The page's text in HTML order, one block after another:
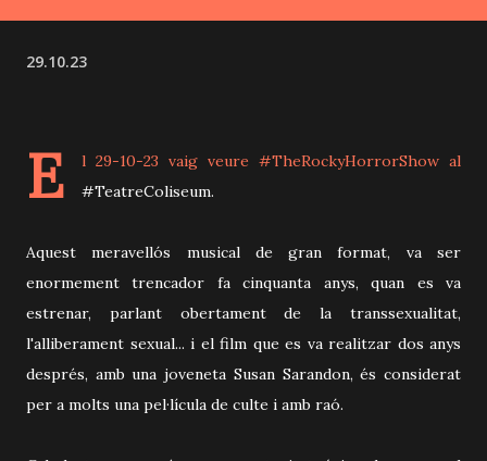
29.10.23
E
l 29-10-23 vaig veure #TheRockyHorrorShow al
#TeatreColiseum.
Aquest meravellós musical de gran format, va ser
enormement trencador fa cinquanta anys, quan es va
estrenar, parlant obertament de la transsexualitat,
l'alliberament sexual... i el film que es va realitzar dos anys
després, amb una joveneta Susan Sarandon, és considerat
per a molts una pel·lícula de culte i amb raó.